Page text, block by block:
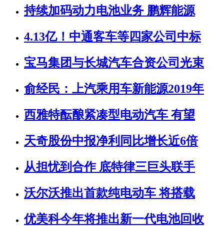
持续加码动力电池业务 鹏辉能源
4.13亿！中通客车等四家公司中标
宝马集团与长城汽车合资公司光束
俞经民：上汽乘用车新能源2019年
西雅特酝酿紧凑型电动汽车 有望
天奇股份中报净利同比增长近6倍
从担忧到合作 底特律三巨头联手
沃尔沃推出首款纯电动车 将搭载
优美科今年将推出新一代电池回收